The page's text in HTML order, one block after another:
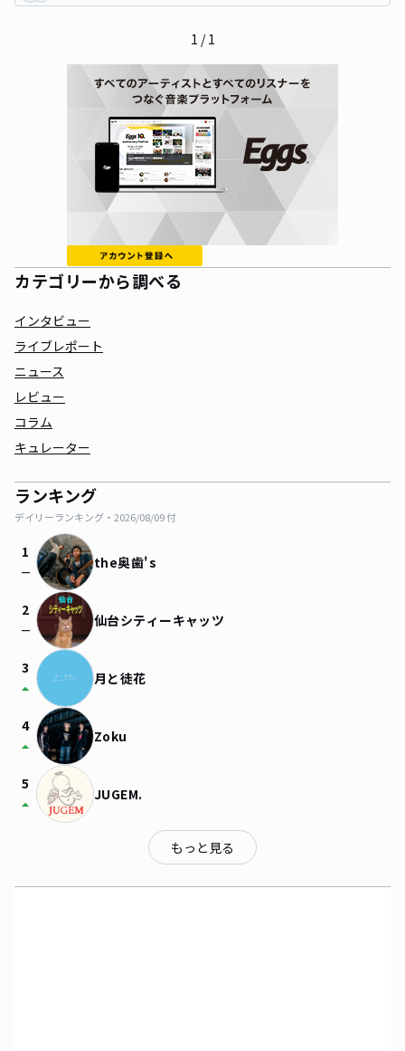
1 /1
カテゴリーから調べる
インタビュー
ライブレポート
ニュース
レビュー
コラム
キュレーター
ランキング
デイリーランキング・ 2026/08/09付
1
check_indeterminate_small the奥歯's
2
check_indeterminate_small 仙台シティーキャッツ
3
arrow_drop_up 月と徒花
4
arrow_drop_up Zoku
5
arrow_drop_up JUGEM.
もっと見る